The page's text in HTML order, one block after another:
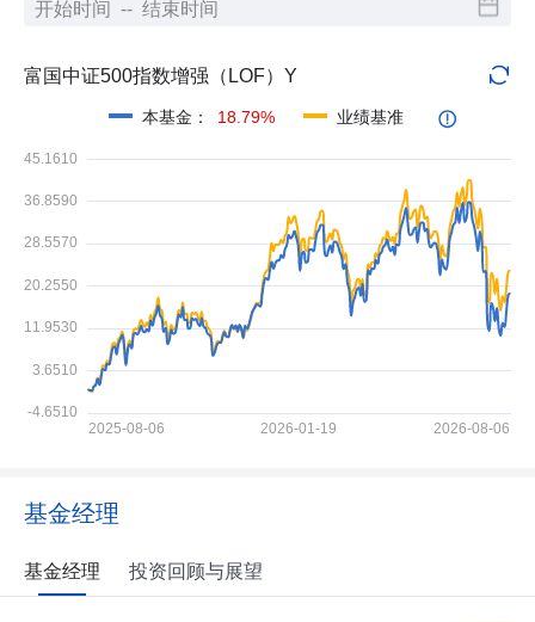
富国中证500指数增强（LOF）Y
本基金 ： 18.79% 业绩基准
基金经理
基金经理 投资回顾与展望